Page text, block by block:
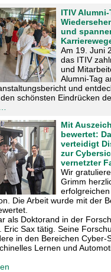
ITIV
und
Am 19. Juni
das ITIV
und
Alumni-Tag
und
schönsten Eindrücken
Mit
bewertet:
verteidigt
zur
vernetzter
Wir
Grimm
Die Arbeit wurde mit der
als Doktorand in der
Eric Sax tätig. Seine
in den Bereichen Cyber-
Lernen und